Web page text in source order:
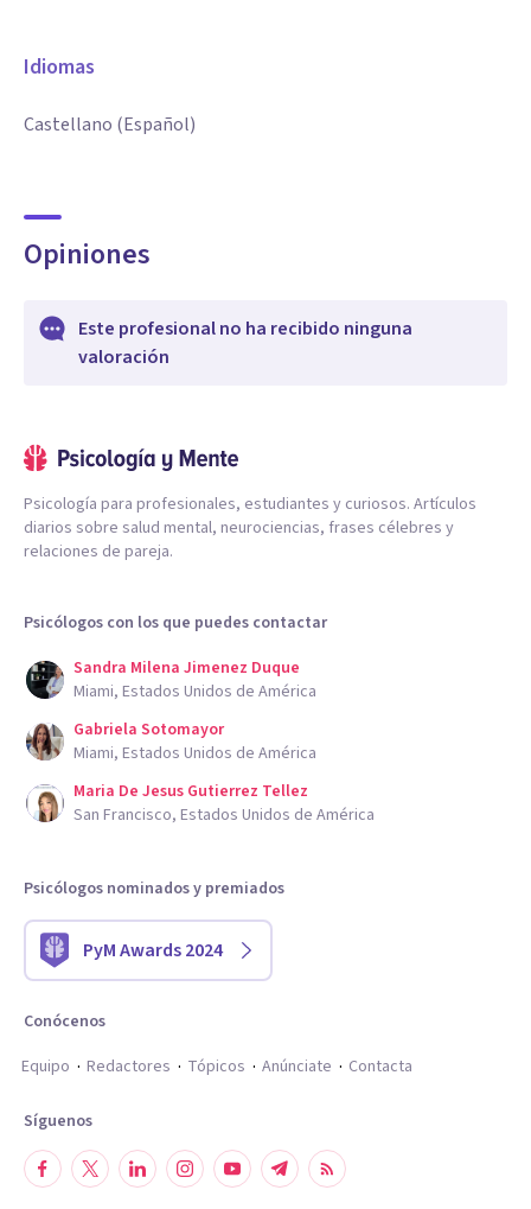
Idiomas
Castellano (Español)
Opiniones
Este profesional no ha recibido ninguna
valoración
Psicología para profesionales, estudiantes y curiosos. Artículos
diarios sobre salud mental, neurociencias, frases célebres y
relaciones de pareja.
Psicólogos con los que puedes contactar
Sandra Milena Jimenez Duque
Miami, Estados Unidos de América
Gabriela Sotomayor
Miami, Estados Unidos de América
Maria De Jesus Gutierrez Tellez
San Francisco, Estados Unidos de América
Psicólogos nominados y premiados
PyM Awards 2024
Conócenos
Equipo
Redactores Tópicos Anúnciate Contacta
Síguenos